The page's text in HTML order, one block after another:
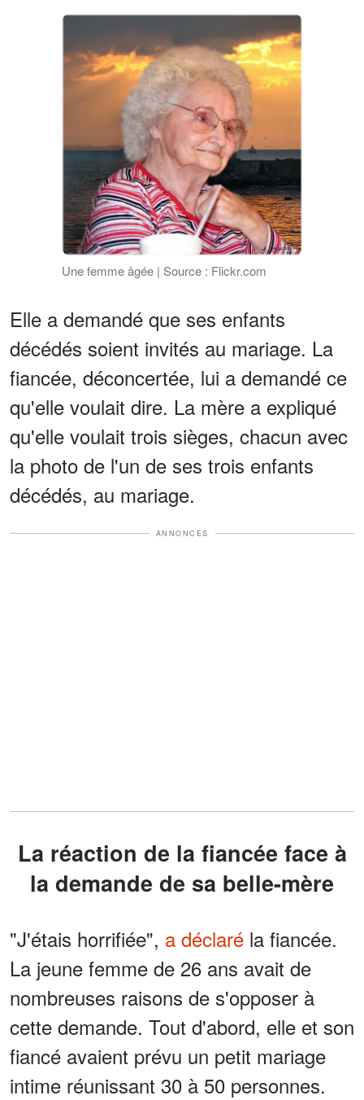
Une femme âgée | Source : Flickr.com
Elle a demandé que ses enfants
décédés soient invités au mariage. La
fiancée, déconcertée, lui a demandé ce
qu'elle voulait dire. La mère a expliqué
qu'elle voulait trois sièges, chacun avec
la photo de l'un de ses trois enfants
décédés, au mariage.
ANNONCES
La réaction de la fiancée face à
la demande de sa belle-mère
"J'étais horrifiée", a déclaré la fiancée.
La jeune femme de 26 ans avait de
nombreuses raisons de s'opposer à
cette demande. Tout d'abord, elle et son
fiancé avaient prévu un petit mariage
intime réunissant 30 à 50 personnes.